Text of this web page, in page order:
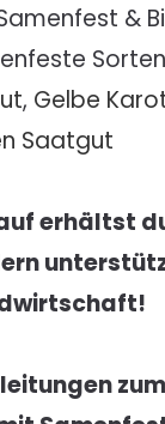
&
, Gelbe
Saatgut
erhältst
zum